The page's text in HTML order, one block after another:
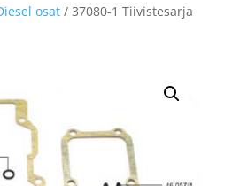
osat/ 37080-1 Tiivistesarja